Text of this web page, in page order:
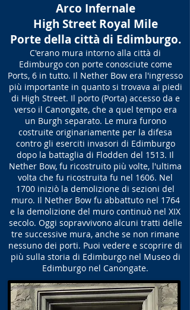
Arco Infernale
High Street Royal Mile
Porte della città di Edimburgo.
C'erano mura intorno alla città di
Edimburgo con porte conosciute come
Ports, 6 in tutto. Il Nether Bow era l'ingresso
più importante in quanto si trovava ai piedi
di High Street. Il porto (Porta) accesso da e
verso il Canongate, che a quel tempo era
un Burgh separato. Le mura furono
costruite originariamente per la difesa
contro gli eserciti invasori di Edimburgo
dopo la battaglia di Flodden del 1513. Il
Nether Bow, fu ricostruito più volte, l'ultima
volta che fu ricostruita fu nel 1606. Nel
1700 iniziò la demolizione di sezioni del
muro. Il Nether Bow fu abbattuto nel 1764
e la demolizione del muro continuò nel XIX
secolo. Oggi sopravvivono alcuni tratti delle
tre successive mura, anche se non rimane
nessuno dei porti. Puoi vedere e scoprire di
più sulla storia di Edimburgo nel Museo di
Edimburgo nel Canongate.